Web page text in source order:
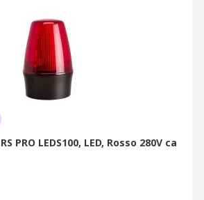
sono disponibili in diverse
a ogni esigenza di
PRO LEDS100, LED, Rosso 280V ca